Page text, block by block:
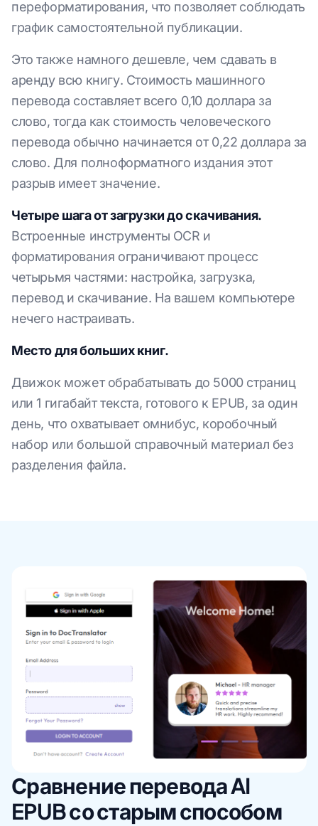
переформатирования, что позволяет соблюдать
график самостоятельной публикации.
Это также намного дешевле, чем сдавать в
аренду всю книгу. Стоимость машинного
перевода составляет всего 0,10 доллара за
слово, тогда как стоимость человеческого
перевода обычно начинается от 0,22 доллара за
слово. Для полноформатного издания этот
разрыв имеет значение.
Четыре шага от загрузки до скачивания.
Встроенные инструменты OCR и
форматирования ограничивают процесс
четырьмя частями: настройка, загрузка,
перевод и скачивание. На вашем компьютере
нечего настраивать.
Место для больших книг.
Движок может обрабатывать до 5000 страниц
или 1 гигабайт текста, готового к EPUB, за один
день, что охватывает омнибус, коробочный
набор или большой справочный материал без
разделения файла.
Сравнение перевода AI
EPUB со старым способом